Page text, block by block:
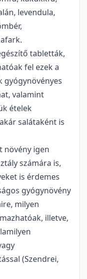
levendula,
tabletták,
fel ezek a
gyógynövényes
valamint
ételek
salátaként is
növény igen
számára is,
is érdemes
gyógynövény
milyen
illetve,
(Szendrei,